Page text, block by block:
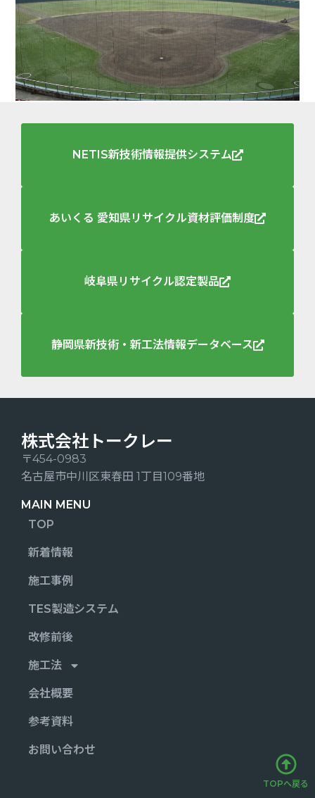
岐阜メモリアルセンター長良川球場
NETIS新技術情報提供システム
あいくる 愛知県リサイクル資材評価制度
岐阜県リサイクル認定製品
静岡県新技術・新工法情報データベース
株式会社トークレー
〒454-0983
名古屋市中川区東春田 1丁目109番地
MAIN MENU
TOP
新着情報
施工事例
TES製造システム
改修前後
施工法
会社概要
参考資料
お問い合わせ
TOPへ戻る